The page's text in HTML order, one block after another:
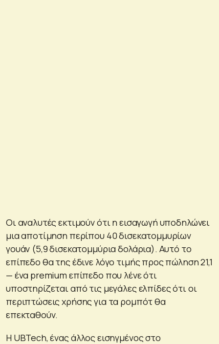
Οι αναλυτές εκτιμούν ότι η εισαγωγή υποδηλώνει
μια αποτίμηση περίπου 40 δισεκατομμυρίων
γουάν (5,9 δισεκατομμύρια δολάρια). Αυτό το
επίπεδο θα της έδινε λόγο τιμής προς πώληση 21,1
— ένα premium επίπεδο που λένε ότι
υποστηρίζεται από τις μεγάλες ελπίδες ότι οι
περιπτώσεις χρήσης για τα ρομπότ θα
επεκταθούν.
Η UBTech, ένας άλλος εισηγμένος στο